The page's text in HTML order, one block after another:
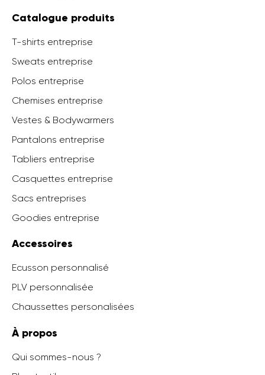
Catalogue produits
T-shirts entreprise
Sweats entreprise
Polos entreprise
Chemises entreprise
Vestes & Bodywarmers
Pantalons entreprise
Tabliers entreprise
Casquettes entreprise
Sacs entreprises
Goodies entreprise
Accessoires
Ecusson personnalisé
PLV personnalisée
Chaussettes personalisées
À propos
Qui sommes-nous ?